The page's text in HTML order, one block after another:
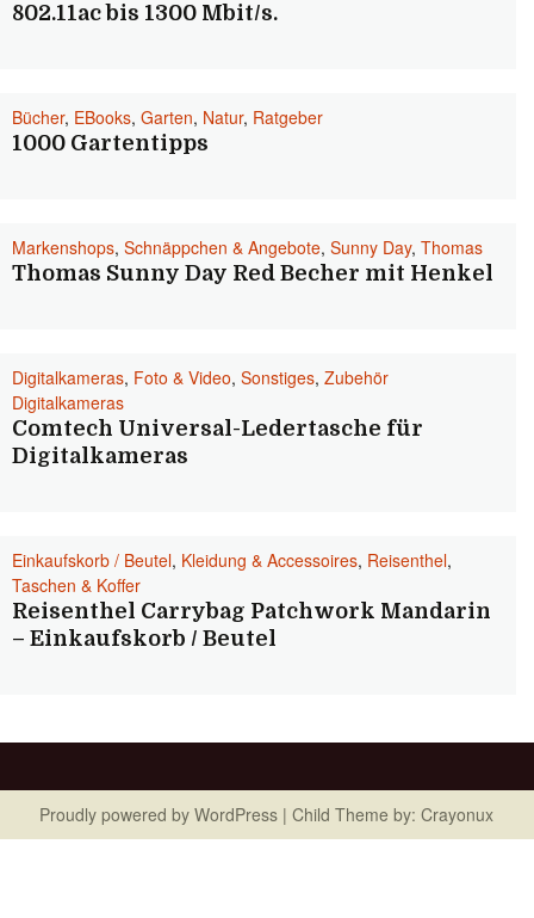
802.11ac bis 1300 Mbit/s.
Bücher, EBooks, Garten, Natur, Ratgeber
1000 Gartentipps
Markenshops, Schnäppchen & Angebote, Sunny Day, Thomas
Thomas Sunny Day Red Becher mit Henkel
Digitalkameras, Foto & Video, Sonstiges, Zubehör
Digitalkameras
Comtech Universal-Ledertasche für
Digitalkameras
Einkaufskorb / Beutel, Kleidung & Accessoires, Reisenthel,
Taschen & Koffer
Reisenthel Carrybag Patchwork Mandarin
– Einkaufskorb / Beutel
Proudly powered by WordPress | Child Theme by: Crayonux